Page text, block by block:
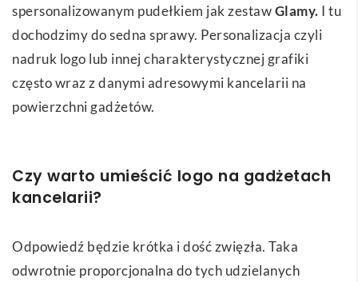
spersonalizowanym pudełkiem jak zestawGlamy. I tu
dochodzimy do sedna sprawy. Personalizacja czyli
nadruk logo lub innej charakterystycznej grafiki
często wraz z danymi adresowymi kancelarii na
powierzchni gadżetów.
Czy warto umieścić logo na gadżetach
kancelarii?
Odpowiedź będzie krótka i dość zwięzła. Taka
odwrotnie proporcjonalna do tych udzielanych